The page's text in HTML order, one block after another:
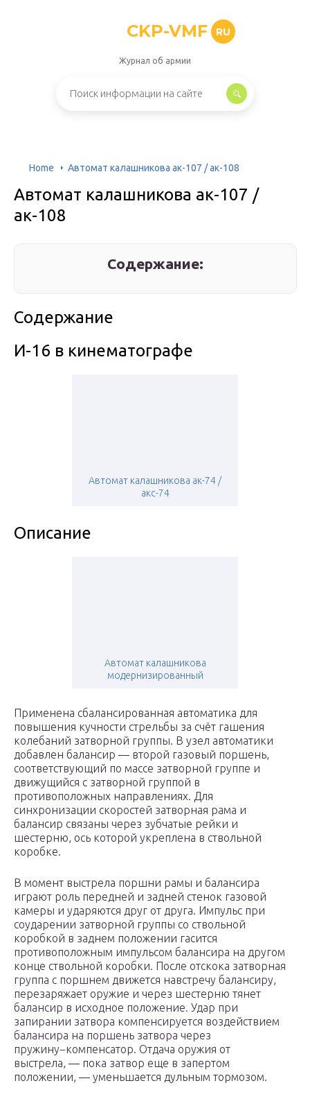
CKP-VMF RU
Журнал об армии
Home Автомат калашникова ак-107 / ак-108
Автомат калашникова ак-107 /
ак-108
Содержание:
Содержание
И-16 в кинематографе
Автомат калашникова ак-74 /
акс-74
Описание
Автомат калашникова
модернизированный
Применена сбалансированная автоматика для
повышения кучности стрельбы за счёт гашения
колебаний затворной группы. В узел автоматики
добавлен балансир — второй газовый поршень,
соответствующий по массе затворной группе и
движущийся с затворной группой в
противоположных направлениях. Для
синхронизации скоростей затворная рама и
балансир связаны через зубчатые рейки и
шестерню, ось которой укреплена в ствольной
коробке.
В момент выстрела поршни рамы и балансира
играют роль передней и задней стенок газовой
камеры и ударяются друг от друга. Импульс при
соударении затворной группы со ствольной
коробкой в заднем положении гасится
противоположным импульсом балансира на другом
конце ствольной коробки. После отскока затворная
группа с поршнем движется навстречу балансиру,
перезаряжает оружие и через шестерню тянет
балансир в исходное положение. Удар при
запирании затвора компенсируется воздействием
балансира на поршень затвора через
пружину−компенсатор. Отдача оружия от
выстрела, — пока затвор еще в запертом
положении, — уменьшается дульным тормозом.